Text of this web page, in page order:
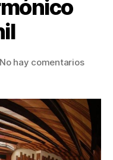
No hay comentariosen
de
“Ópera
con